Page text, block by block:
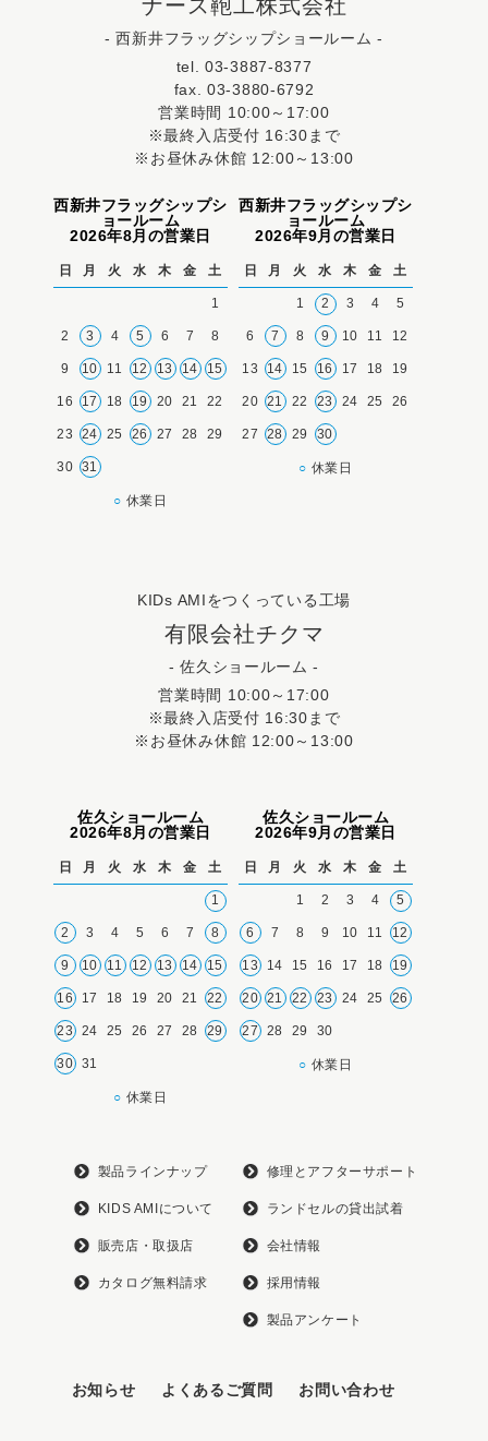
ナース鞄工株式会社
- 西新井フラッグシップショールーム -
tel. 03-3887-8377
fax. 03-3880-6792
営業時間 10:00～17:00
※最終入店受付 16:30まで
※お昼休み休館 12:00～13:00
西新井フラッグシップシ
ョールーム
2026年8月の営業日
日 月 火 水 木 金 土
1
2 3 4 5 6 7 8
9 10 11 12 13 14 15
16 17 18 19 20 21 22
23 24 25 26 27 28 29
30 31
○ 休業日
西新井フラッグシップシ
ョールーム
2026年9月の営業日
日 月 火 水 木 金 土
1 2 3 4 5
6 7 8 9 10 11 12
13 14 15 16 17 18 19
20 21 22 23 24 25 26
27 28 29 30
○ 休業日
KIDs AMIをつくっている工場
有限会社チクマ
- 佐久ショールーム -
営業時間 10:00～17:00
※最終入店受付 16:30まで
※お昼休み休館 12:00～13:00
佐久ショールーム
2026年8月の営業日
日 月 火 水 木 金 土
1
2 3 4 5 6 7 8
9 10 11 12 13 14 15
16 17 18 19 20 21 22
23 24 25 26 27 28 29
30 31
○ 休業日
佐久ショールーム
2026年9月の営業日
日 月 火 水 木 金 土
1 2 3 4 5
6 7 8 9 10 11 12
13 14 15 16 17 18 19
20 21 22 23 24 25 26
27 28 29 30
○ 休業日
製品ラインナップ
KIDS AMIについて
販売店・取扱店
カタログ無料請求
修理とアフターサポート
ランドセルの貸出試着
会社情報
採用情報
製品アンケート
お知らせ よくあるご質問 お問い合わせ